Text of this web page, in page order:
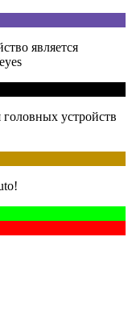
является
устройств